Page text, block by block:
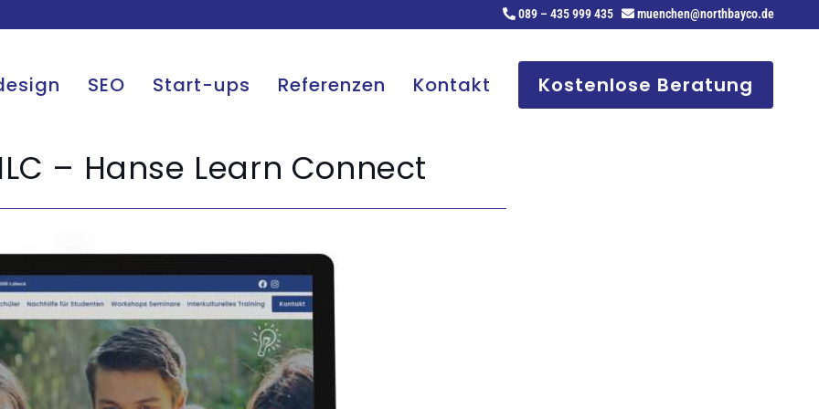
089 – 435 999 435 muenchen@northbayco.de
SEO Start-ups Referenzen Kontakt Kostenlose Beratung
– Hanse Learn Connect